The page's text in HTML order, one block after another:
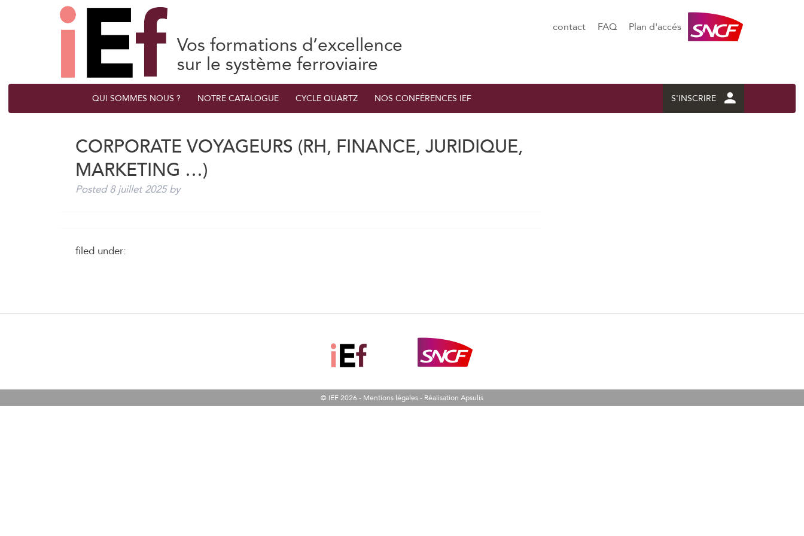
Vos formations d’excellence
sur le système ferroviaire
contact FAQ Plan d'accés
QUI SOMMES NOUS ? NOTRE CATALOGUE CYCLE QUARTZ NOS CONFÉRENCES IEF S'INSCRIRE
CORPORATE VOYAGEURS (RH, FINANCE, JURIDIQUE,
MARKETING …)
Posted8 juillet 2025 by
filed under:
© IEF 2026 - Mentions légales- Réalisation Apsulis